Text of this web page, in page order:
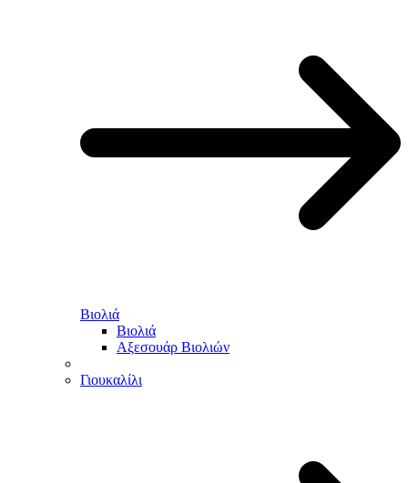
Βιολιά
Βιολιά
Αξεσουάρ Βιολιών
Γιουκαλίλι